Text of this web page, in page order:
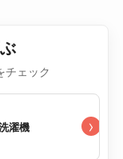
チェック
濯機 ›